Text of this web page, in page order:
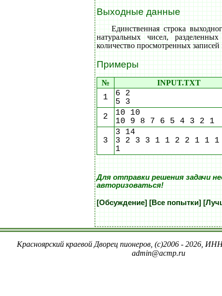
Выходные данные
Единственная строка
натуральных чисел,
количество просмотренных
Примеры
№ INPUT.TXT
1
6 2
5 3
2
10 10
10 9 8 7 6 5 4 3 2 1
3
3 14
3 2 3 3 1 1 2 2 1 1 1
1
Для отправки решения задачи
авторизоваться!
[Обсуждение] [Все попытки]
Красноярский краевой Дворец пионеров, (c)2006 - 2026,
admin@acmp.ru